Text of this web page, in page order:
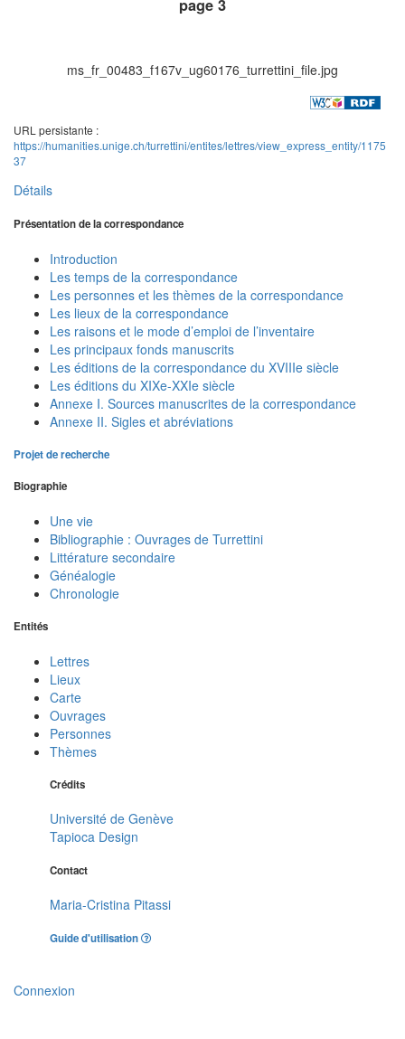
page 3
ms_fr_00483_f167v_ug60176_turrettini_file.jpg
URL persistante :
https://humanities.unige.ch/turrettini/entites/lettres/view_express_entity/1175
37
Détails
Présentation de la correspondance
Introduction
Les temps de la correspondance
Les personnes et les thèmes de la correspondance
Les lieux de la correspondance
Les raisons et le mode d’emploi de l’inventaire
Les principaux fonds manuscrits
Les éditions de la correspondance du XVIIIe siècle
Les éditions du XIXe-XXIe siècle
Annexe I. Sources manuscrites de la correspondance
Annexe II. Sigles et abréviations
Projet de recherche
Biographie
Une vie
Bibliographie : Ouvrages de Turrettini
Littérature secondaire
Généalogie
Chronologie
Entités
Lettres
Lieux
Carte
Ouvrages
Personnes
Thèmes
Crédits
Université de Genève
Tapioca Design
Contact
Maria-Cristina Pitassi
Guide d'utilisation
Connexion